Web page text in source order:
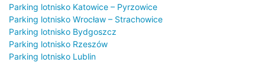
Parking lotnisko Katowice – Pyrzowice
Parking lotnisko Wrocław – Strachowice
Parking lotnisko Bydgoszcz
Parking lotnisko Rzeszów
Parking lotnisko Lublin